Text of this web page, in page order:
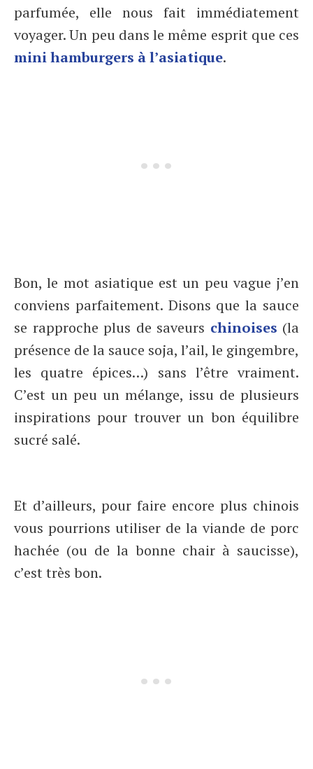
parfumée, elle nous fait immédiatement
voyager. Un peu dans le même esprit que ces
mini hamburgers à l’asiatique.
Bon, le mot asiatique est un peu vague j’en
conviens parfaitement. Disons que la sauce
se rapproche plus de saveurs chinoises (la
présence de la sauce soja, l’ail, le gingembre,
les quatre épices…) sans l’être vraiment.
C’est un peu un mélange, issu de plusieurs
inspirations pour trouver un bon équilibre
sucré salé.
Et d’ailleurs, pour faire encore plus chinois
vous pourrions utiliser de la viande de porc
hachée (ou de la bonne chair à saucisse),
c’est très bon.